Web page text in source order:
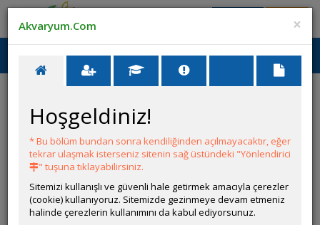
Ana Menü
Sürüngenler Makaleler
×
Akvaryum.Com
Hoşgeldiniz!
* Bu bölüm bundan sonra kendiliğinden açılmayacaktır, eğer
tekrar ulaşmak isterseniz sitenin sağ üstündeki "Yönlendirici
" tuşuna tıklayabilirsiniz.
Sitemizi kullanışlı ve güvenli hale getirmek amacıyla çerezler
(cookie) kullanıyoruz. Sitemizde gezinmeye devam etmeniz
halinde çerezlerin kullanımını da kabul ediyorsunuz.